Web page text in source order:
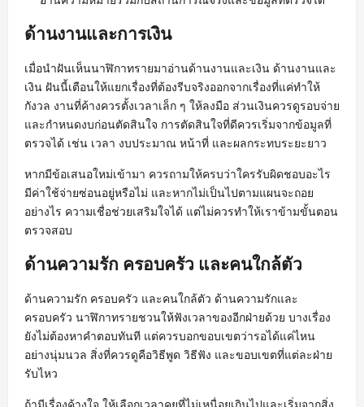
ด้านงานและการเงิน
เมื่อนำฝันเห็นนาฬิกาทรายมาอ่านด้านงานและเงิน ด้านงานและ
เงิน ฝันนี้เตือนให้แยกเรื่องที่ต้องรีบจริงออกจากเรื่องที่แค่ทำให้
กังวล งานที่ค้างควรตั้งเวลาเล็ก ๆ ให้ลงมือ ส่วนเงินควรดูรอบจ่าย
และกำหนดงบก่อนตัดสินใจ การตัดสินใจที่ดีควรเริ่มจากข้อมูลที่
ตรวจได้ เช่น เวลา งบประมาณ หน้าที่ และผลกระทบระยะยาว
หากมีข้อเสนอใหม่เข้ามา ควรถามให้ครบว่าใครรับผิดชอบอะไร
มีค่าใช้จ่ายซ่อนอยู่หรือไม่ และหากไม่เป็นไปตามแผนจะถอย
อย่างไร ความเชื่อช่วยเสริมใจได้ แต่ไม่ควรทำให้เราข้ามขั้นตอน
ตรวจสอบ
ด้านความรัก ครอบครัว และคนใกล้ตัว
ด้านความรัก ครอบครัว และคนใกล้ตัว ด้านความรักและ
ครอบครัว นาฬิกาทรายชวนให้ฟังเวลาของอีกฝ่ายด้วย บางเรื่อง
ยังไม่ต้องหาคำตอบทันที แต่ควรบอกขอบเขตว่ารอได้แค่ไหน
อย่างนุ่มนวล สิ่งที่ควรดูคือวิธีพูด วิธีฟัง และขอบเขตที่แต่ละฝ่าย
รับไหว